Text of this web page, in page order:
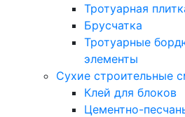
Тротуарная
Брусчатка
Тротуарные
элементы
Сухие строительные
Клей для блоков
Цементно-